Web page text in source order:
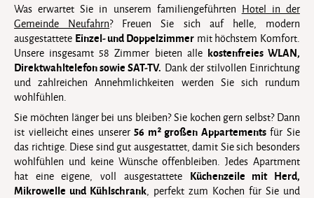
Was erwartet Sie in unserem familiengeführten Hotel in der
Gemeinde Neufahrn? Freuen Sie sich auf helle, modern
ausgestattete Einzel- und Doppelzimmer mit höchstem Komfort.
Unsere insgesamt 58 Zimmer bieten alle kostenfreies WLAN,
Direktwahltelefon sowie SAT-TV. Dank der stilvollen Einrichtung
und zahlreichen Annehmlichkeiten werden Sie sich rundum
wohlfühlen.
Sie möchten länger bei uns bleiben? Sie kochen gern selbst? Dann
ist vielleicht eines unserer56 m² großen Appartementsfür Sie
das richtige. Diese sind gut ausgestattet, damit Sie sich besonders
wohlfühlen und keine Wünsche offenbleiben. Jedes Apartment
hat eine eigene, voll ausgestattete Küchenzeile mit Herd,
Mikrowelle und Kühlschrank, perfekt zum Kochen für Sie und